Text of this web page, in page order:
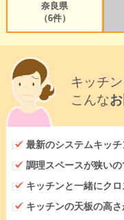
奈良県
（6件）
キッチ
こんな
最新のシステムキッ
調理スペースが狭い
キッチンと一緒にク
キッチンの天板の高